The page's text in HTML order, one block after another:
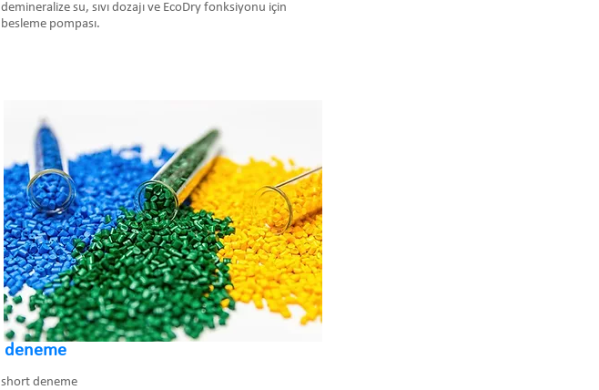
demineralize su, sıvı dozajı ve EcoDry fonksiyonu için
besleme pompası.
deneme
short deneme